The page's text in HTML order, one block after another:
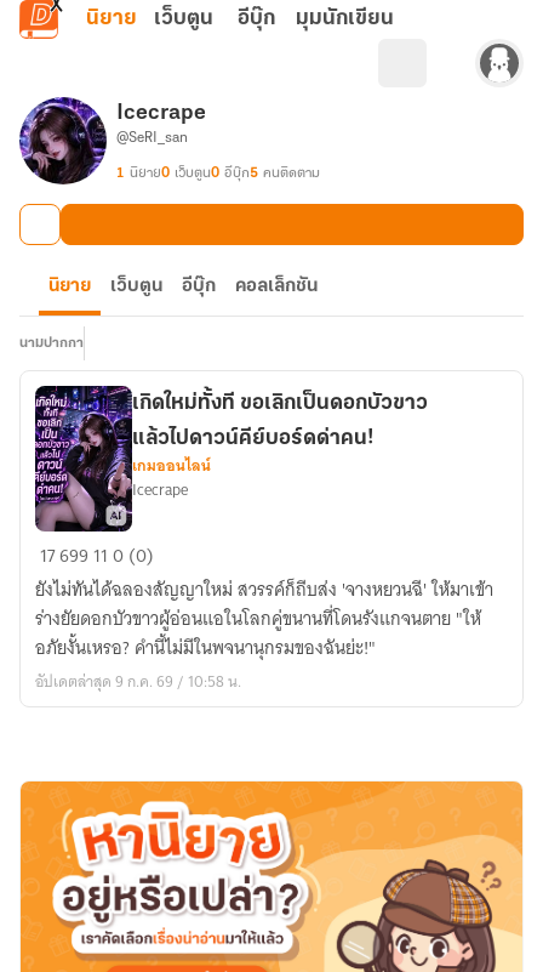
ข้ามไปยังเนื้อหาหลัก
นิยาย เว็บตูน อีบุ๊ก มุมนักเขียน
Icecrape
@SeRI_san
1 นิยาย0 เว็บตูน0 อีบุ๊ก5 คนติดตาม
นิยาย เว็บตูน อีบุ๊ก คอลเล็กชัน
นามปากกา
เกิด
ใหม่
ทั้งที
ขอ
เลิก
เป็น
แล้วไป
ดาวน์
คีย์บอร์ด
คน!
เกิดใหม่ทั้งที ขอเลิกเป็นดอกบัวขาว
แล้วไปดาวน์คีย์บอร์ดด่าคน!
เกมออนไลน์
Icecrape
17699 110 (0)
ยังไม่ทันได้ฉลองสัญญาใหม่ สวรรค์ก็ถีบส่ง 'จางหยวนฉี' ให้มาเข้า
ร่างยัยดอกบัวขาวผู้อ่อนแอในโลกคู่ขนานที่โดนรังแกจนตาย "ให้
อภัยงั้นเหรอ? คำนี้ไม่มีในพจนานุกรมของฉันย่ะ!"
อัปเดตล่าสุด 9 ก.ค. 69 / 10:58 น.